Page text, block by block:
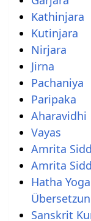
Kathinjara
Kutinjara
Nirjara
Jirna
Pachaniya
Paripaka
Aharavidhi
Vayas
Amrita
Amrita
Hatha
Sanskrit